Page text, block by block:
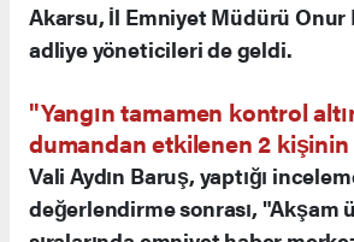
Akarsu, İl Emniyet Müdürü Onur
adliye yöneticileri de geldi.
"Yangın tamamen kontrol
dumandan etkilenen 2
Vali Aydın Baruş, yaptığı
değerlendirme sonrası, "Akşam